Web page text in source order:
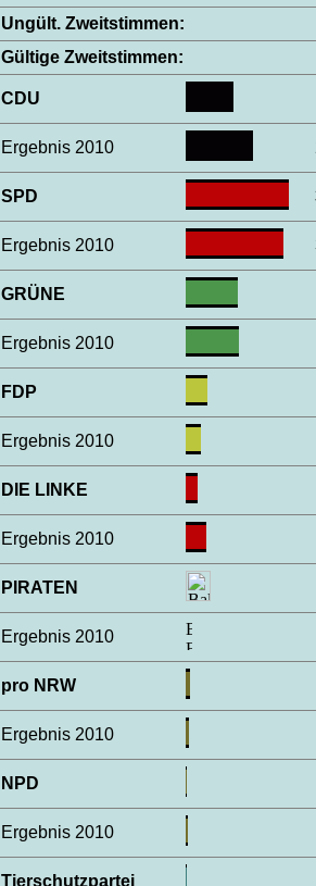
Ungült. Zweitstimmen:
Gültige Zweitstimmen:
CDU
Ergebnis 2010
SPD
Ergebnis 2010
GRÜNE
Ergebnis 2010
FDP
Ergebnis 2010
DIE LINKE
Ergebnis 2010
PIRATEN
Ergebnis 2010
pro NRW
Ergebnis 2010
NPD
Ergebnis 2010
Tierschutzpartei